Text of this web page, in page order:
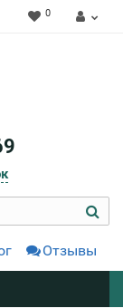
0
Отзывы